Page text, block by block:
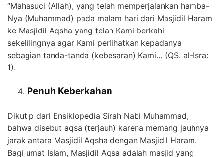
“Mahasuci (Allah), yang telah memperjalankan hamba-
Nya (Muhammad) pada malam hari dari Masjidil Haram
ke Masjidil Aqsha yang telah Kami berkahi
sekelilingnya agar Kami perlihatkan kepadanya
sebagian tanda-tanda (kebesaran) Kami… (QS. al-Isra:
1).
Penuh Keberkahan
Dikutip dari Ensiklopedia Sirah Nabi Muhammad,
bahwa disebut aqsa (terjauh) karena memang jauhnya
jarak antara Masjidil Aqsha dengan Masjidil Haram.
Bagi umat Islam, Masjidil Aqsa adalah masjid yang